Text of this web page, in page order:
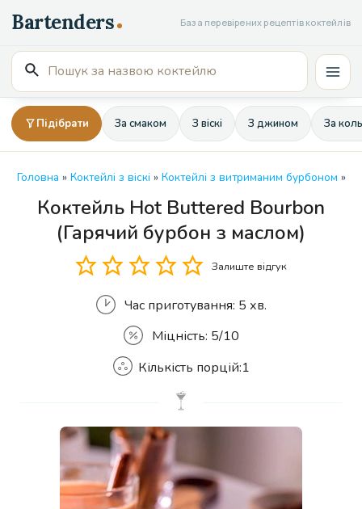
до
вмісту
База перевірених рецептів коктейлів
Пошук
для:
Підібрати За смаком З віскі З джином За
Головна » Коктейлі з віскі » Коктейлі з витриманим бурбоном »
Коктейль Hot Buttered Bourbon
(Гарячий бурбон з маслом)
Залиште відгук
Час приготування: 5 хв.
Міцність: 5/10
Кількість
Кількість порцій:1